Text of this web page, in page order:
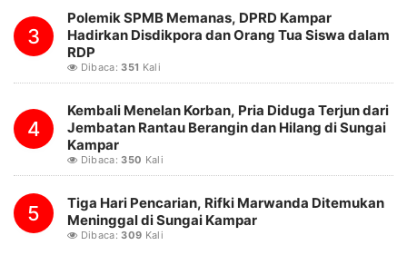
3
Polemik SPMB Memanas, DPRD Kampar
Hadirkan Disdikpora dan Orang Tua Siswa dalam
RDP
Dibaca:351 Kali
4
Kembali Menelan Korban, Pria Diduga Terjun dari
Jembatan Rantau Berangin dan Hilang di Sungai
Kampar
Dibaca:350 Kali
5
Tiga Hari Pencarian, Rifki Marwanda Ditemukan
Meninggal di Sungai Kampar
Dibaca:309 Kali